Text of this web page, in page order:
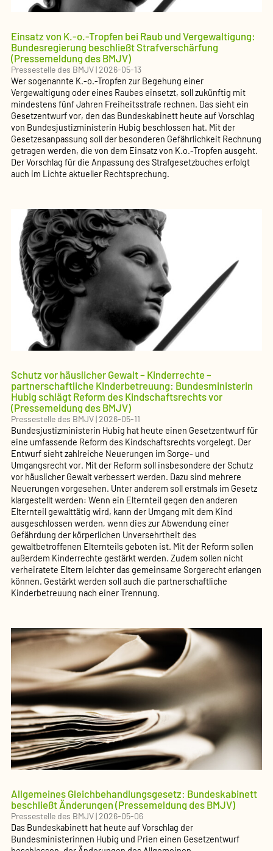
Einsatz von K.-o.-Tropfen bei Raub und Vergewaltigung:
Bundesregierung beschließt Strafverschärfung
(Pressemeldung des BMJV)
Pressestelle des BMJV|2026-05-13
Wer sogenannte K.-o.-Tropfen zur Begehung einer
Vergewaltigung oder eines Raubes einsetzt, soll zukünftig mit
mindestens fünf Jahren Freiheitsstrafe rechnen. Das sieht ein
Gesetzentwurf vor, den das Bundeskabinett heute auf Vorschlag
von Bundesjustizministerin Hubig beschlossen hat. Mit der
Gesetzesanpassung soll der besonderen Gefährlichkeit Rechnung
getragen werden, die von dem Einsatz von K.o.-Tropfen ausgeht.
Der Vorschlag für die Anpassung des Strafgesetzbuches erfolgt
auch im Lichte aktueller Rechtsprechung.
Schutz vor häuslicher Gewalt – Kinderrechte –
partnerschaftliche Kinderbetreuung: Bundesministerin
Hubig schlägt Reform des Kindschaftsrechts vor
(Pressemeldung des BMJV)
Pressestelle des BMJV|2026-05-11
Bundesjustizministerin Hubig hat heute einen Gesetzentwurf für
eine umfassende Reform des Kindschaftsrechts vorgelegt. Der
Entwurf sieht zahlreiche Neuerungen im Sorge- und
Umgangsrecht vor. Mit der Reform soll insbesondere der Schutz
vor häuslicher Gewalt verbessert werden. Dazu sind mehrere
Neuerungen vorgesehen. Unter anderem soll erstmals im Gesetz
klargestellt werden: Wenn ein Elternteil gegen den anderen
Elternteil gewalttätig wird, kann der Umgang mit dem Kind
ausgeschlossen werden, wenn dies zur Abwendung einer
Gefährdung der körperlichen Unversehrtheit des
gewaltbetroffenen Elternteils geboten ist. Mit der Reform sollen
außerdem Kinderrechte gestärkt werden. Zudem sollen nicht
verheiratete Eltern leichter das gemeinsame Sorgerecht erlangen
können. Gestärkt werden soll auch die partnerschaftliche
Kinderbetreuung nach einer Trennung.
Allgemeines Gleichbehandlungsgesetz: Bundeskabinett
beschließt Änderungen (Pressemeldung des BMJV)
Pressestelle des BMJV|2026-05-06
Das Bundeskabinett hat heute auf Vorschlag der
Bundesministerinnen Hubig und Prien einen Gesetzentwurf